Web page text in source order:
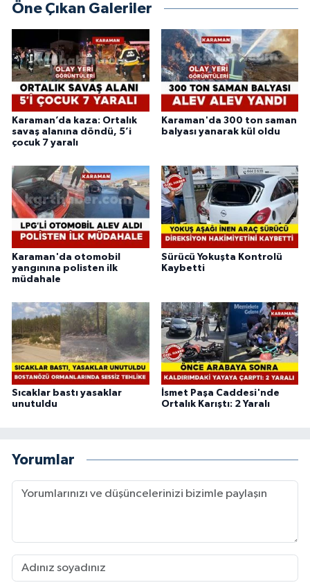
Öne Çıkan Galeriler
Karaman’da kaza: Ortalık
savaş alanına döndü, 5’i
çocuk 7 yaralı
Karaman'da 300 ton saman
balyası yanarak kül oldu
Karaman'da otomobil
yangınına polisten ilk
müdahale
Sürücü Yokuşta Kontrolü
Kaybetti
Sıcaklar bastı yasaklar
unutuldu
İsmet Paşa Caddesi'nde
Ortalık Karıştı: 2 Yaralı
Yorumlar